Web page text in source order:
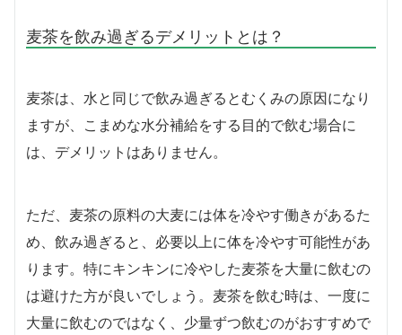
麦茶を飲み過ぎるデメリットとは？
麦茶は、水と同じで飲み過ぎるとむくみの原因になり
ますが、こまめな水分補給をする目的で飲む場合に
は、デメリットはありません。
ただ、麦茶の原料の大麦には体を冷やす働きがあるた
め、飲み過ぎると、必要以上に体を冷やす可能性があ
ります。特にキンキンに冷やした麦茶を大量に飲むの
は避けた方が良いでしょう。麦茶を飲む時は、一度に
大量に飲むのではなく、少量ずつ飲むのがおすすめで